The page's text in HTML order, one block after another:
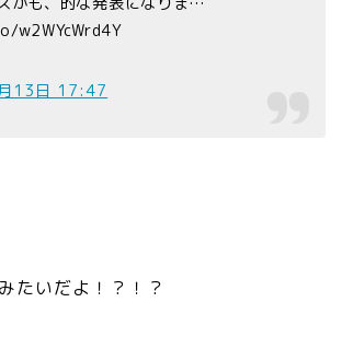
13日 17:47
たいだよ！？！？